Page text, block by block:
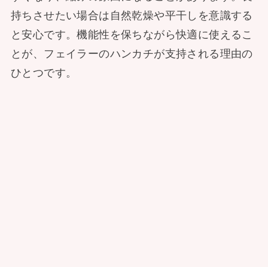
持ちさせたい場合は自然乾燥や平干しを意識する
と安心です。機能性を保ちながら快適に使えるこ
とが、フェイラーのハンカチが支持される理由の
ひとつです。